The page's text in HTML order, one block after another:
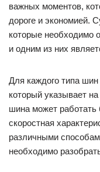
важных моментов,
дороге и экономией.
которые необходимо
и одним из них
Для каждого типа шин
который указывает
шина может работать
скоростная
различными
необходимо